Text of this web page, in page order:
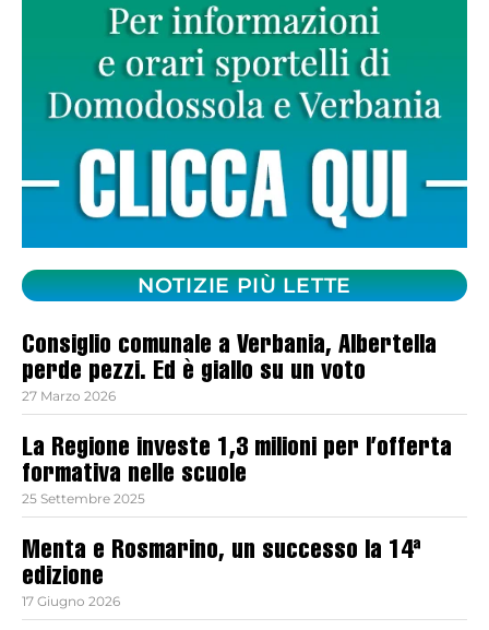
NOTIZIE PIÙ LETTE
Consiglio comunale a Verbania, Albertella
perde pezzi. Ed è giallo su un voto
27 Marzo 2026
La Regione investe 1,3 milioni per l’offerta
formativa nelle scuole
25 Settembre 2025
Menta e Rosmarino, un successo la 14ª
edizione
17 Giugno 2026